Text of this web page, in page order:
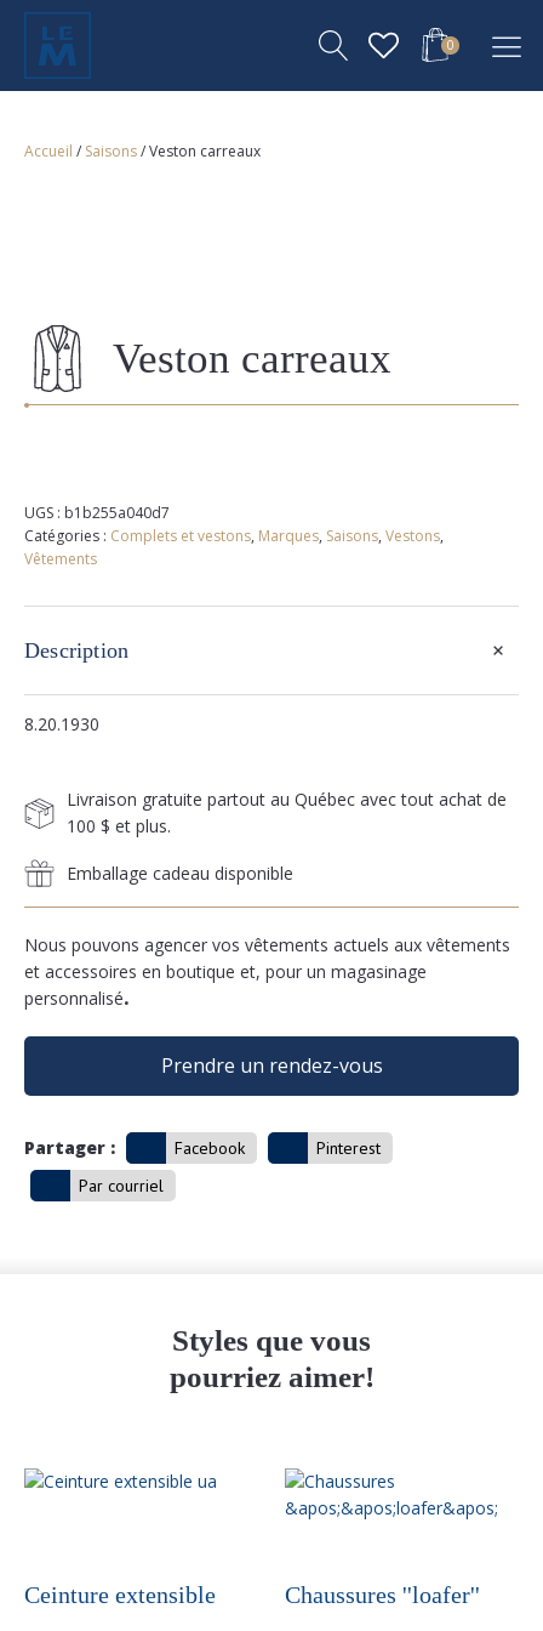
0
Accueil / Saisons/ Veston carreaux
Veston carreaux
UGS : b1b255a040d7
Catégories : Complets et vestons, Marques, Saisons, Vestons,
Vêtements
Description +
8.20.1930
Livraison gratuite partout au Québec avec tout achat de
100 $ et plus.
Emballage cadeau disponible
Nous pouvons agencer vos vêtements actuels aux vêtements
et accessoires en boutique et, pour un magasinage
personnalisé.
Prendre un rendez-vous
Partager : Facebook
Pinterest
Par courriel
Styles que vous
pourriez aimer!
Ceinture extensible
Chaussures ''loafer''